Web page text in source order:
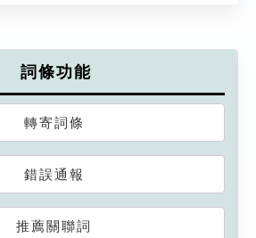
詞條功能
轉寄詞條
錯誤通報
推薦關聯詞